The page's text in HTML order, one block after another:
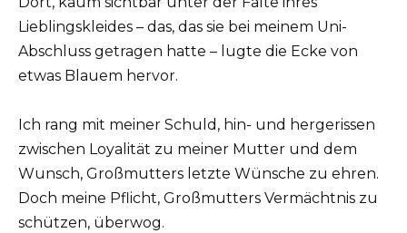
Lieblingskleides – das, das sie bei meinem Uni-
Abschluss getragen hatte – lugte die Ecke von
etwas Blauem hervor.
Ich rang mit meiner Schuld, hin- und hergerissen
zwischen Loyalität zu meiner Mutter und dem
Wunsch, Großmutters letzte Wünsche zu ehren.
Doch meine Pflicht, Großmutters Vermächtnis zu
schützen, überwog.